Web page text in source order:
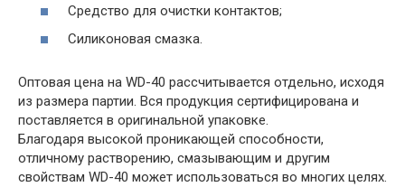
Средство для очистки контактов;
Силиконовая смазка.
Оптовая цена на WD-40 рассчитывается отдельно, исходя
из размера партии. Вся продукция сертифицирована и
поставляется в оригинальной упаковке.
Благодаря высокой проникающей способности,
отличному растворению, смазывающим и другим
свойствам WD-40 может использоваться во многих целях.